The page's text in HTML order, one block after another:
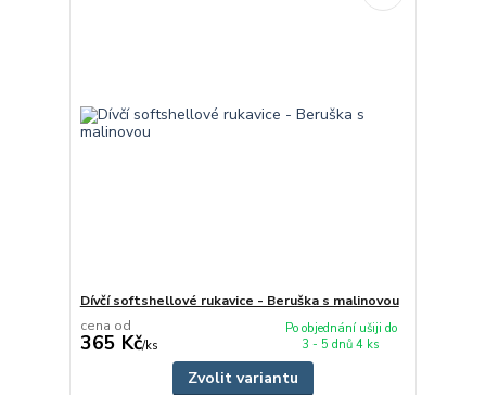
Dívčí softshellové rukavice - Beruška s malinovou
cena od
365 Kč/ks
Po objednání ušiji do
3 - 5 dnů 4 ks
Zvolit variantu